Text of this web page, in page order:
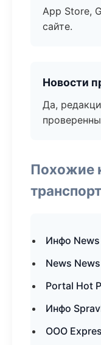
App Store,
сайте.
Новости
Да,
Похожие
транспорт
Инфо
News
Portal Hot
Инфо
ООО